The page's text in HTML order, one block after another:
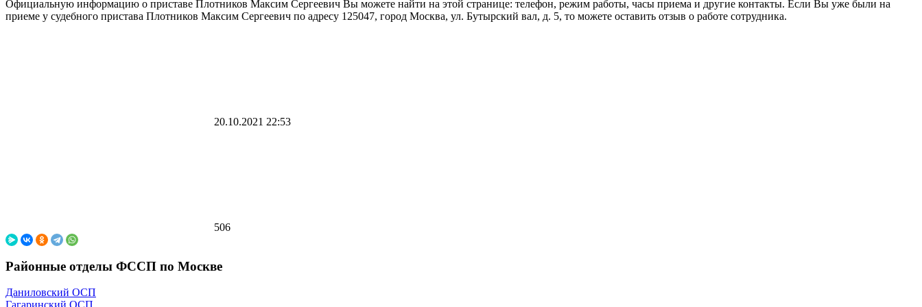
Официальную информацию о приставе Плотников Максим Сергеевич Вы можете найти на этой странице: телефон, режим работы, часы приема и другие контакты. Если Вы уже были на
приеме у судебного пристава Плотников Максим Сергеевич по адресу 125047, город Москва, ул. Бутырский вал, д. 5, то можете оставить отзыв о работе сотрудника.
20.10.2021 22:53
506
Районные отделы ФССП по Москве
Даниловский ОСП